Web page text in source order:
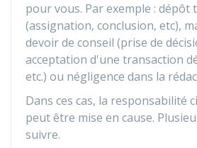
pour vous. Par exemple : dépôt
(assignation, conclusion, etc),
devoir de conseil (prise de
acceptation d'une transaction
etc.) ou négligence dans la
Dans ces cas, la responsabilité
peut être mise en cause.
suivre.